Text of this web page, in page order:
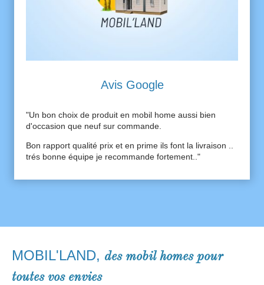
Avis Google
"Un bon choix de produit en mobil home aussi bien
d'occasion que neuf sur commande.
Bon rapport qualité prix et en prime ils font la livraison ..
trés bonne équipe je recommande fortement.."
MOBIL'LAND, des mobil homes pour
toutes vos envies